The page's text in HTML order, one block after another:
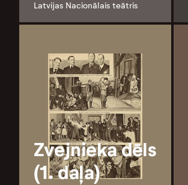
Latvijas Nacionālais teātris
Zvejnieka dēls
(1. daļa)